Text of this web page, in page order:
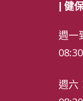
| 健
週一
週六